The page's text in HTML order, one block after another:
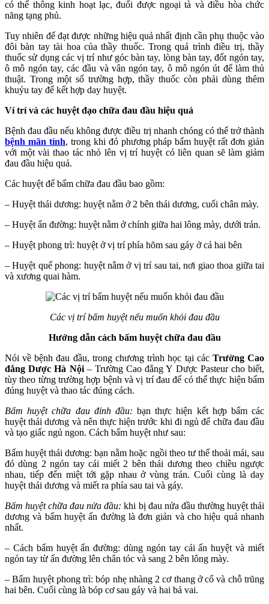
có thể thông kinh hoạt lạc, đuổi được ngoại tà và điều hòa chức
năng tạng phủ.
Tuy nhiên để đạt được những hiệu quả nhất định cần phụ thuộc vào
đôi bàn tay tài hoa của thầy thuốc. Trong quá trình điều trị, thầy
thuốc sử dụng các vị trí như góc bàn tay, lòng bàn tay, đốt ngón tay,
ô mô ngón tay, các đầu và vân ngón tay, ô mô ngón út để làm thủ
thuật. Trong một số trường hợp, thầy thuốc còn phải dùng thêm
khuỷu tay để kết hợp day huyệt.
Ví trí và các huyệt đạo chữa đau đầu hiệu quả
Bệnh đau đầu nếu không được điều trị nhanh chóng có thể trở thành
bệnh mãn tính, trong khi đó phương pháp bấm huyệt rất đơn giản
với một vài thao tác nhỏ lên vị trí huyệt có liên quan sẽ làm giảm
đau đầu hiệu quả.
Các huyệt để bấm chữa đau đầu bao gồm:
– Huyệt thái dương: huyệt nằm ở 2 bên thái dương, cuối chân mày.
– Huyệt ẩn đường: huyệt nằm ở chính giữa hai lông mày, dưới trán.
– Huyệt phong trì: huyệt ở vị trí phía hõm sau gáy ở cả hai bên
– Huyệt quế phong: huyệt nằm ở vị trí sau tai, nơi giao thoa giữa tai
và xương quai hàm.
Các vị trí bấm huyệt nếu muốn khỏi đau đầu
Hướng dẫn cách bấm huyệt chữa đau đầu
Nói về bệnh đau đầu, trong chương trình học tại các Trường Cao
đẳng Dược Hà Nội – Trường Cao đẳng Y Dược Pasteur cho biết,
tùy theo từng trường hợp bệnh và vị trí đau để có thể thực hiện bấm
đúng huyệt và thao tác đúng cách.
Bấm huyệt chữa đau đỉnh đầu: bạn thực hiện kết hợp bấm các
huyệt thái dương và nên thực hiện trước khi đi ngủ để chữa đau đầu
và tạo giấc ngủ ngon. Cách bấm huyệt như sau:
Bấm huyệt thái dương: bạn nằm hoặc ngồi theo tư thế thoải mái, sau
đó dùng 2 ngón tay cái miết 2 bên thái dương theo chiều ngược
nhau, tiếp đến miệt tới gặp nhau ở vùng trán. Cuối cùng là day
huyệt thái dương và miết ra phía sau tai và gáy.
Bấm huyệt chữa đau nửa đầu: khi bị đau nửa đầu thường huyệt thái
dương và bấm huyệt ấn đường là đơn giản và cho hiệu quả nhanh
nhất.
– Cách bấm huyệt ấn đường: dùng ngón tay cái ấn huyệt và miết
ngón tay từ ấn đường lên chân tóc và sang 2 bên lông mày.
– Bấm huyệt phong trì: bóp nhẹ nhàng 2 cơ thang ở cổ và chỗ trũng
hai bên. Cuối cùng là bóp cơ sau gáy và hai bả vai.